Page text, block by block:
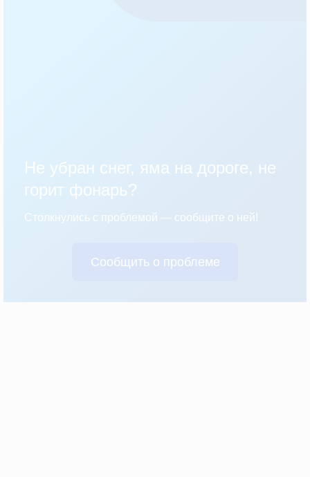
Не убран снег, яма на дороге, не
горит фонарь?
Столкнулись с проблемой — сообщите о ней!
Сообщить о проблеме